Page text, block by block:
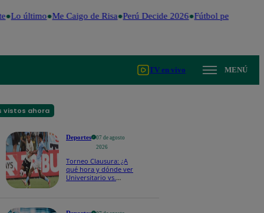
Lo último Me Caigo de Risa Perú Decide 2026 Fútbol peruano
TV en vivo MENÚ
vistos ahora
Deportes
07 de agosto
2026
Torneo Clausura: ¿A
qué hora y dónde ver
Universitario vs.